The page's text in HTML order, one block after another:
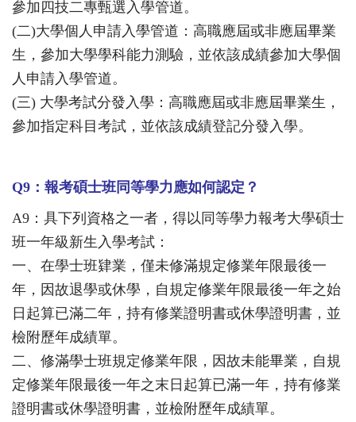
參加四技二專甄選入學管道。
(二)大學個人申請入學管道：高職應屆或非應屆畢業
生，參加大學學科能力測驗，並依該成績參加大學個
人申請入學管道。
(三) 大學考試分發入學：高職應屆或非應屆畢業生，
參加指定科目考試，並依該成績登記分發入學。
Q9 ：報考碩士班同等學力應如何認定 ？
A9 ：具下列資格之一者，得以同等學力報考大學碩士
班一年級新生入學考試：
一、在學士班肄業，僅未修滿規定修業年限最後一
年，因故退學或休學，自規定修業年限最後一年之始
日起算已滿二年，持有修業證明書或休學證明書，並
檢附歷年成績單。
二、修滿學士班規定修業年限，因故未能畢業，自規
定修業年限最後一年之末日起算已滿一年，持有修業
證明書或休學證明書，並檢附歷年成績單。